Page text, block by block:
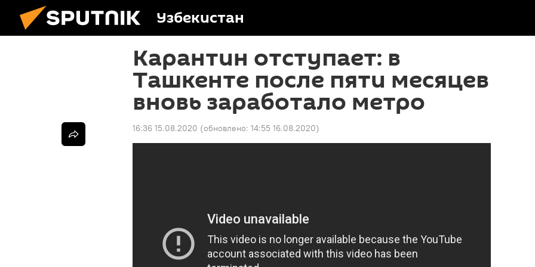
Узбекистан
Карантин отступает: в
Ташкенте после пяти месяцев
вновь заработало метро
16:36 15.08.2020 (обновлено: 14:55 16.08.2020)